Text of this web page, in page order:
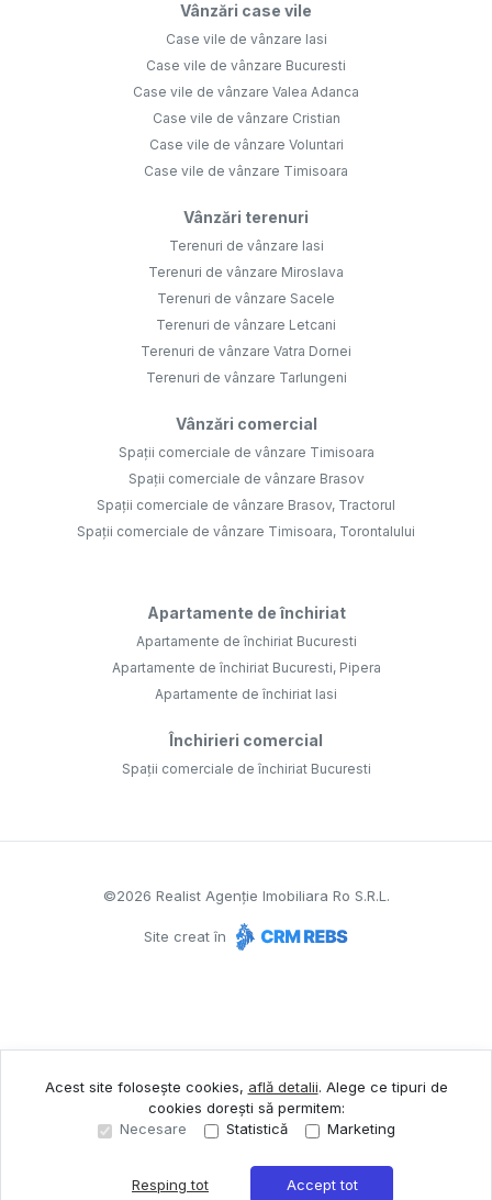
Vânzări case vile
Case vile de vânzare Iasi
Case vile de vânzare Bucuresti
Case vile de vânzare Valea Adanca
Case vile de vânzare Cristian
Case vile de vânzare Voluntari
Case vile de vânzare Timisoara
Vânzări terenuri
Terenuri de vânzare Iasi
Terenuri de vânzare Miroslava
Terenuri de vânzare Sacele
Terenuri de vânzare Letcani
Terenuri de vânzare Vatra Dornei
Terenuri de vânzare Tarlungeni
Vânzări comercial
Spații comerciale de vânzare Timisoara
Spații comerciale de vânzare Brasov
Spații comerciale de vânzare Brasov, Tractorul
Spații comerciale de vânzare Timisoara, Torontalului
Apartamente de închiriat
Apartamente de închiriat Bucuresti
Apartamente de închiriat Bucuresti, Pipera
Apartamente de închiriat Iasi
Închirieri comercial
Spații comerciale de închiriat Bucuresti
©2026 Realist Agenție Imobiliara Ro S.R.L.
Site creat în
Acest site folosește cookies, află detalii. Alege ce tipuri de
cookies dorești să permitem:
Necesare
Statistică Marketing
Resping tot Accept tot